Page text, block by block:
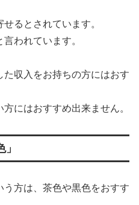
るとされています。
われています。
収入をお持ちの方にはおす
にはおすすめ出来ません。
方は、茶色や黒色をおすす